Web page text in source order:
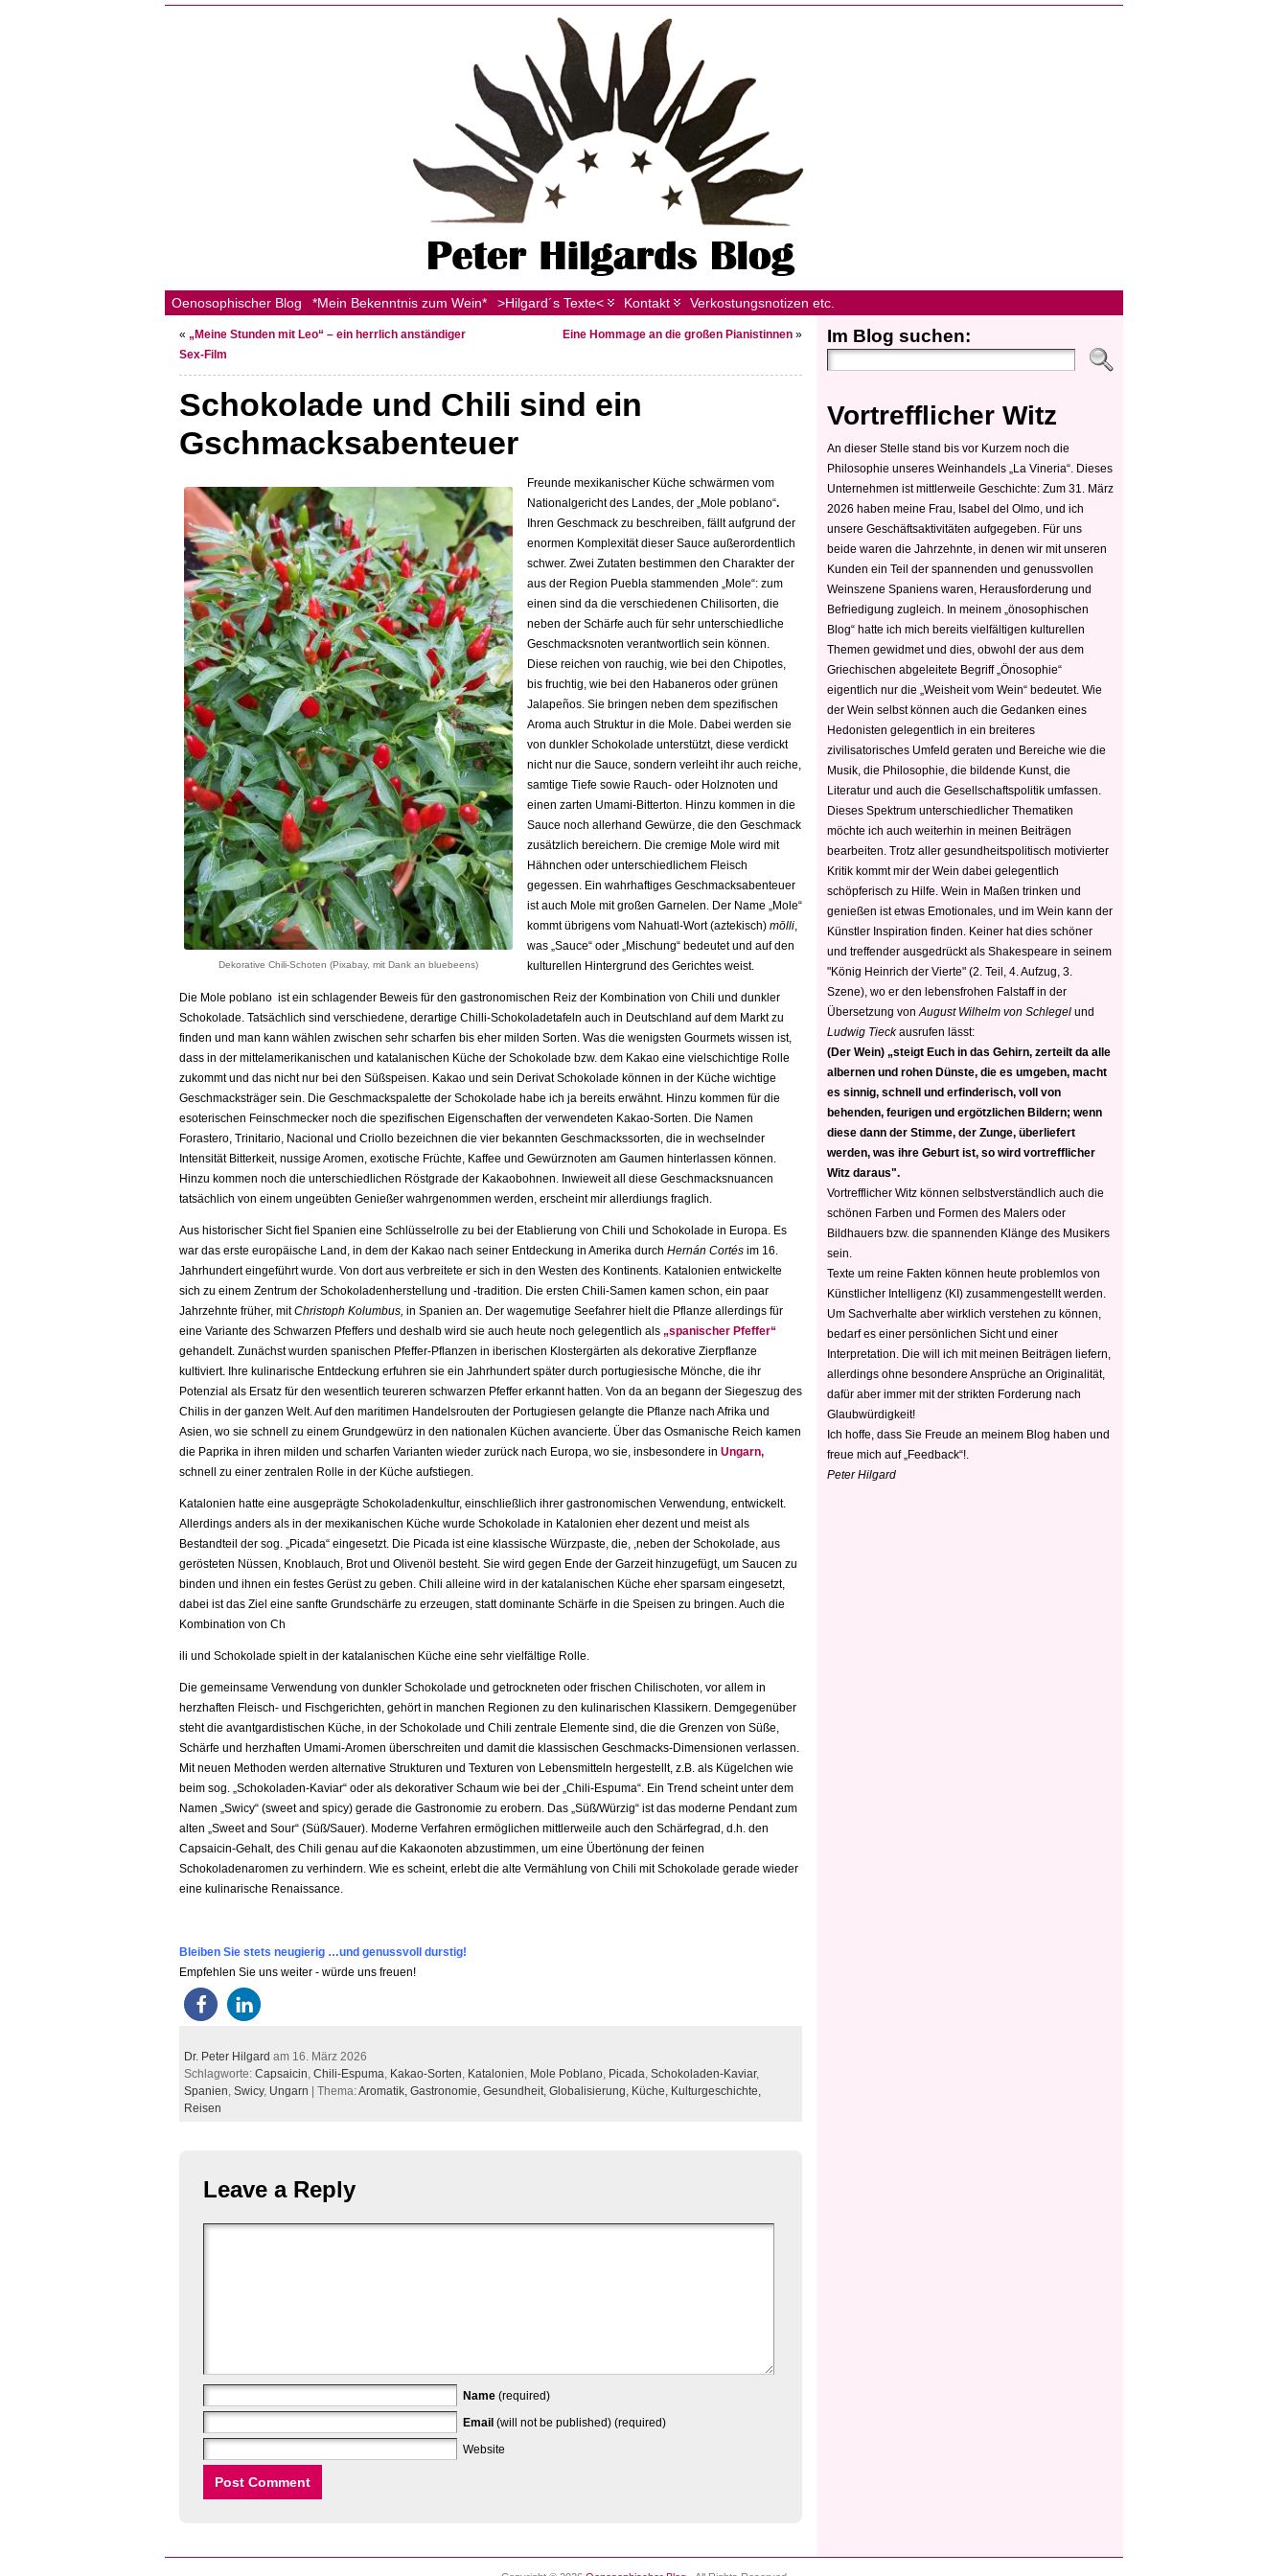
Oenosophischer Blog *Mein Bekenntnis zum Wein* >Hilgard´s Texte< Kontakt Verkostungsnotizen etc.
« „Meine Stunden mit Leo“ – ein herrlich anständiger
Sex-Film
Eine Hommage an die großen Pianistinnen »
Schokolade und Chili sind ein
Gschmacksabenteuer
Dekorative Chili-Schoten (Pixabay, mit Dank an bluebeens)
Freunde mexikanischer Küche schwärmen vom
Nationalgericht des Landes, der „Mole poblano“.
Ihren Geschmack zu beschreiben, fällt aufgrund der
enormen Komplexität dieser Sauce außerordentlich
schwer. Zwei Zutaten bestimmen den Charakter der
aus der Region Puebla stammenden „Mole“: zum
einen sind da die verschiedenen Chilisorten, die
neben der Schärfe auch für sehr unterschiedliche
Geschmacksnoten verantwortlich sein können.
Diese reichen von rauchig, wie bei den Chipotles,
bis fruchtig, wie bei den Habaneros oder grünen
Jalapeños. Sie bringen neben dem spezifischen
Aroma auch Struktur in die Mole. Dabei werden sie
von dunkler Schokolade unterstützt, diese verdickt
nicht nur die Sauce, sondern verleiht ihr auch reiche,
samtige Tiefe sowie Rauch- oder Holznoten und
einen zarten Umami-Bitterton. Hinzu kommen in die
Sauce noch allerhand Gewürze, die den Geschmack
zusätzlich bereichern. Die cremige Mole wird mit
Hähnchen oder unterschiedlichem Fleisch
gegessen. Ein wahrhaftiges Geschmacksabenteuer
ist auch Mole mit großen Garnelen. Der Name „Mole“
kommt übrigens vom Nahuatl-Wort (aztekisch) mōlli,
was „Sauce“ oder „Mischung“ bedeutet und auf den
kulturellen Hintergrund des Gerichtes weist.
Die Mole poblano ist ein schlagender Beweis für den gastronomischen Reiz der Kombination von Chili und dunkler
Schokolade. Tatsächlich sind verschiedene, derartige Chilli-Schokoladetafeln auch in Deutschland auf dem Markt zu
finden und man kann wählen zwischen sehr scharfen bis eher milden Sorten. Was die wenigsten Gourmets wissen ist,
dass in der mittelamerikanischen und katalanischen Küche der Schokolade bzw. dem Kakao eine vielschichtige Rolle
zukommt und das nicht nur bei den Süßspeisen. Kakao und sein Derivat Schokolade können in der Küche wichtige
Geschmacksträger sein. Die Geschmackspalette der Schokolade habe ich ja bereits erwähnt. Hinzu kommen für die
esoterischen Feinschmecker noch die spezifischen Eigenschaften der verwendeten Kakao-Sorten. Die Namen
Forastero, Trinitario, Nacional und Criollo bezeichnen die vier bekannten Geschmackssorten, die in wechselnder
Intensität Bitterkeit, nussige Aromen, exotische Früchte, Kaffee und Gewürznoten am Gaumen hinterlassen können.
Hinzu kommen noch die unterschiedlichen Röstgrade der Kakaobohnen. Inwieweit all diese Geschmacksnuancen
tatsächlich von einem ungeübten Genießer wahrgenommen werden, erscheint mir allerdiungs fraglich.
Aus historischer Sicht fiel Spanien eine Schlüsselrolle zu bei der Etablierung von Chili und Schokolade in Europa. Es
war das erste europäische Land, in dem der Kakao nach seiner Entdeckung in Amerika durch Hernán Cortés im 16.
Jahrhundert eingeführt wurde. Von dort aus verbreitete er sich in den Westen des Kontinents. Katalonien entwickelte
sich zu einem Zentrum der Schokoladenherstellung und -tradition. Die ersten Chili-Samen kamen schon, ein paar
Jahrzehnte früher, mitChristoph Kolumbus, in Spanien an. Der wagemutige Seefahrer hielt die Pflanze allerdings für
eine Variante des Schwarzen Pfeffers und deshalb wird sie auch heute noch gelegentlich als „spanischer Pfeffer“
gehandelt. Zunächst wurden spanischen Pfeffer-Pflanzen in iberischen Klostergärten als dekorative Zierpflanze
kultiviert. Ihre kulinarische Entdeckung erfuhren sie ein Jahrhundert später durch portugiesische Mönche, die ihr
Potenzial als Ersatz für den wesentlich teureren schwarzen Pfeffer erkannt hatten. Von da an begann der Siegeszug des
Chilis in der ganzen Welt. Auf den maritimen Handelsrouten der Portugiesen gelangte die Pflanze nach Afrika und
Asien, wo sie schnell zu einem Grundgewürz in den nationalen Küchen avancierte. Über das Osmanische Reich kamen
die Paprika in ihren milden und scharfen Varianten wieder zurück nach Europa, wo sie, insbesondere in Ungarn,
schnell zu einer zentralen Rolle in der Küche aufstiegen.
Katalonien hatte eine ausgeprägte Schokoladenkultur, einschließlich ihrer gastronomischen Verwendung, entwickelt.
Allerdings anders als in der mexikanischen Küche wurde Schokolade in Katalonien eher dezent und meist als
Bestandteil der sog. „Picada“ eingesetzt. Die Picada ist eine klassische Würzpaste, die, ,neben der Schokolade, aus
gerösteten Nüssen, Knoblauch, Brot und Olivenöl besteht. Sie wird gegen Ende der Garzeit hinzugefügt, um Saucen zu
binden und ihnen ein festes Gerüst zu geben. Chili alleine wird in der katalanischen Küche eher sparsam eingesetzt,
dabei ist das Ziel eine sanfte Grundschärfe zu erzeugen, statt dominante Schärfe in die Speisen zu bringen. Auch die
Kombination von Ch
ili und Schokolade spielt in der katalanischen Küche eine sehr vielfältige Rolle.
Die gemeinsame Verwendung von dunkler Schokolade und getrockneten oder frischen Chilischoten, vor allem in
herzhaften Fleisch- und Fischgerichten, gehört in manchen Regionen zu den kulinarischen Klassikern. Demgegenüber
steht die avantgardistischen Küche, in der Schokolade und Chili zentrale Elemente sind, die die Grenzen von Süße,
Schärfe und herzhaften Umami-Aromen überschreiten und damit die klassischen Geschmacks-Dimensionen verlassen.
Mit neuen Methoden werden alternative Strukturen und Texturen von Lebensmitteln hergestellt, z.B. als Kügelchen wie
beim sog. „Schokoladen-Kaviar“ oder als dekorativer Schaum wie bei der „Chili-Espuma“. Ein Trend scheint unter dem
Namen „Swicy“ (sweet and spicy) gerade die Gastronomie zu erobern. Das „Süß/Würzig“ ist das moderne Pendant zum
alten „Sweet and Sour“ (Süß/Sauer). Moderne Verfahren ermöglichen mittlerweile auch den Schärfegrad, d.h. den
Capsaicin-Gehalt, des Chili genau auf die Kakaonoten abzustimmen, um eine Übertönung der feinen
Schokoladenaromen zu verhindern. Wie es scheint, erlebt die alte Vermählung von Chili mit Schokolade gerade wieder
eine kulinarische Renaissance.
Bleiben Sie stets neugierig …und genussvoll durstig!
Empfehlen Sie uns weiter - würde uns freuen!
Dr. Peter Hilgard am 16. März 2026
Schlagworte: Capsaicin, Chili-Espuma, Kakao-Sorten, Katalonien, Mole Poblano, Picada, Schokoladen-Kaviar,
Spanien, Swicy, Ungarn | Thema:Aromatik, Gastronomie, Gesundheit, Globalisierung, Küche, Kulturgeschichte,
Reisen
Leave a Reply
Name (required)
Email (will not be published) (required)
Website
Im Blog suchen:
Vortrefflicher Witz
An dieser Stelle stand bis vor Kurzem noch die
Philosophie unseres Weinhandels „La Vineria“. Dieses
Unternehmen ist mittlerweile Geschichte: Zum 31. März
2026 haben meine Frau, Isabel del Olmo, und ich
unsere Geschäftsaktivitäten aufgegeben. Für uns
beide waren die Jahrzehnte, in denen wir mit unseren
Kunden ein Teil der spannenden und genussvollen
Weinszene Spaniens waren, Herausforderung und
Befriedigung zugleich. In meinem „önosophischen
Blog“ hatte ich mich bereits vielfältigen kulturellen
Themen gewidmet und dies, obwohl der aus dem
Griechischen abgeleitete Begriff „Önosophie“
eigentlich nur die „Weisheit vom Wein“ bedeutet. Wie
der Wein selbst können auch die Gedanken eines
Hedonisten gelegentlich in ein breiteres
zivilisatorisches Umfeld geraten und Bereiche wie die
Musik, die Philosophie, die bildende Kunst, die
Literatur und auch die Gesellschaftspolitik umfassen.
Dieses Spektrum unterschiedlicher Thematiken
möchte ich auch weiterhin in meinen Beiträgen
bearbeiten. Trotz aller gesundheitspolitisch motivierter
Kritik kommt mir der Wein dabei gelegentlich
schöpferisch zu Hilfe. Wein in Maßen trinken und
genießen ist etwas Emotionales, und im Wein kann der
Künstler Inspiration finden. Keiner hat dies schöner
und treffender ausgedrückt als Shakespeare in seinem
"König Heinrich der Vierte" (2. Teil, 4. Aufzug, 3.
Szene), wo er den lebensfrohen Falstaff in der
Übersetzung von August Wilhelm von Schlegel und
Ludwig Tieckausrufen lässt:
(Der Wein) „steigt Euch in das Gehirn, zerteilt da alle
albernen und rohen Dünste, die es umgeben, macht
es sinnig, schnell und erfinderisch, voll von
behenden, feurigen und ergötzlichen Bildern; wenn
diese dann der Stimme, der Zunge, überliefert
werden, was ihre Geburt ist, so wird vortrefflicher
Witz daraus".
Vortrefflicher Witz können selbstverständlich auch die
schönen Farben und Formen des Malers oder
Bildhauers bzw. die spannenden Klänge des Musikers
sein.
Texte um reine Fakten können heute problemlos von
Künstlicher Intelligenz (KI) zusammengestellt werden.
Um Sachverhalte aber wirklich verstehen zu können,
bedarf es einer persönlichen Sicht und einer
Interpretation. Die will ich mit meinen Beiträgen liefern,
allerdings ohne besondere Ansprüche an Originalität,
dafür aber immer mit der strikten Forderung nach
Glaubwürdigkeit!
Ich hoffe, dass Sie Freude an meinem Blog haben und
freue mich auf „Feedback“!.
Peter Hilgard